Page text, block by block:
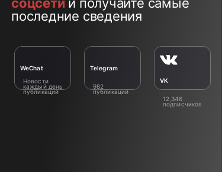
соцсети и получайте самые
последние сведения
WeChat
Новости
каждый день
публикаций
Telegram
982
публикаций
VK
12,346
подписчиков